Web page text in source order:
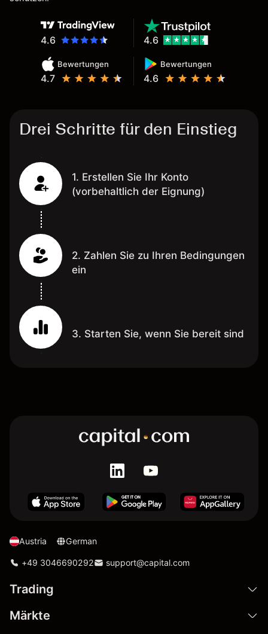
4.6
Bewertungen
4.7
Bewertungen
4.6
4.6
Drei Schritte für den Einstieg
1. Erstellen Sie Ihr Konto
(vorbehaltlich der Eignung)
2. Zahlen Sie zu Ihren Bedingungen
ein
3. Starten Sie, wenn Sie bereit sind
Austria German
+49 3046690292 support@capital.com
Trading
Märkte